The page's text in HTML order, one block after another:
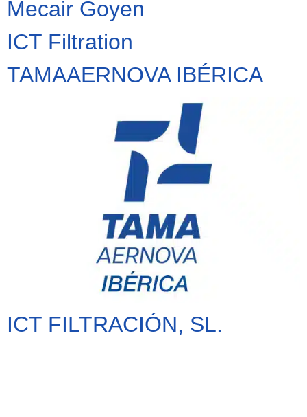
Mecair Goyen
ICT Filtration
TAMAAERNOVA IBÉRICA
ICT FILTRACIÓN, SL.